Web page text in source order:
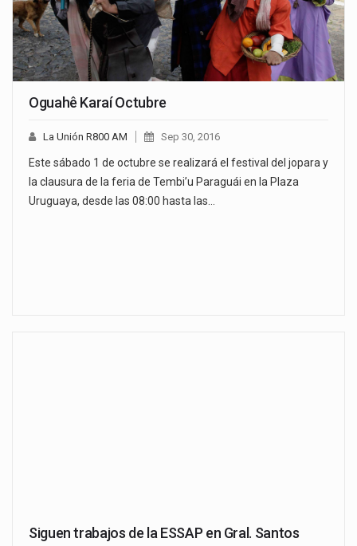
Oguahê Karaí Octubre
La Unión R800 AM Sep 30, 2016
Este sábado 1 de octubre se realizará el festival del jopara y
la clausura de la feria de Tembi’u Paraguái en la Plaza
Uruguaya, desde las 08:00 hasta las…
Siguen trabajos de la ESSAP en Gral. Santos